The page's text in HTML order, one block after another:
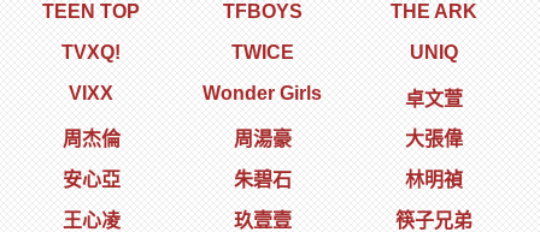
TEEN TOP
TFBOYS
THE ARK
TVXQ!
TWICE
UNIQ
VIXX
Wonder Girls
卓文萱
周杰倫
周湯豪
大張偉
安心亞
朱碧石
林明禎
王心凌
玖壹壹
筷子兄弟